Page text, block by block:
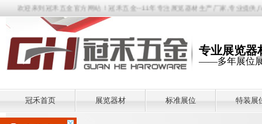
欢迎来到冠禾五金官方网站！冠禾五金--11年专注展览器材生产厂家,专业提供八
专业展览器
——多年展位
冠禾首页 展览器材 标准展位 特装展